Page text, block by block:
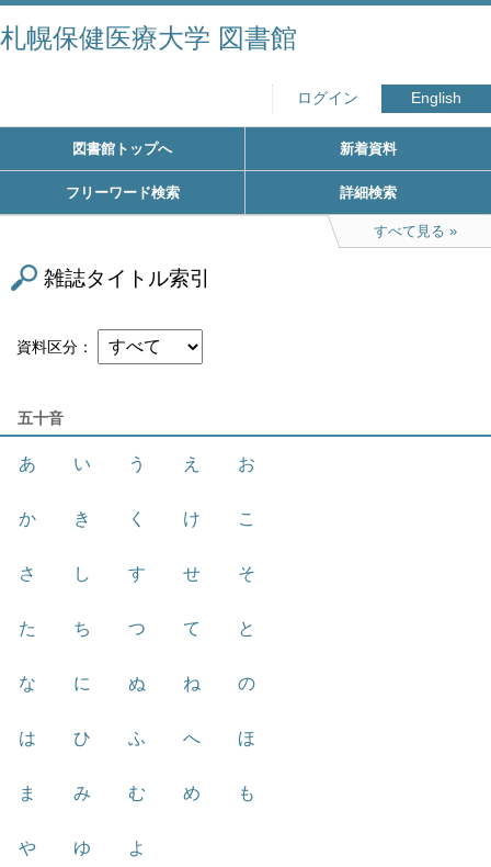
札幌保健医療大学 図書館
ログイン English
図書館トップへ 新着資料
フリーワード検索 詳細検索
すべて見る
雑誌タイトル索引
資料区分
五十音
あ い う え お
か き く け こ
さ し す せ そ
た ち つ て と
な に ぬ ね の
は ひ ふ へ ほ
ま み む め も
や ゆ よ